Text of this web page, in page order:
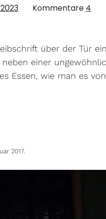
Kommentare 4
über der Tür
einer
Essen, wie man es von
2017.